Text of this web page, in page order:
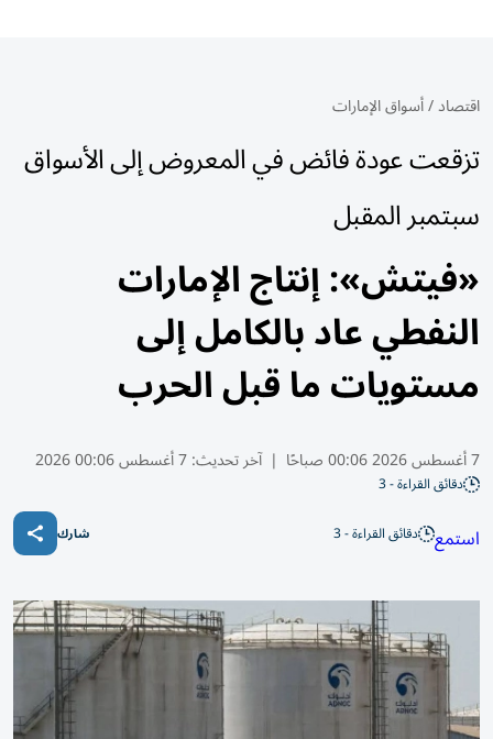
اقتصاد/أسواق الإمارات
تزقعت عودة فائض في المعروض إلى الأسواق
سبتمبر المقبل
«فيتش»: إنتاج الإمارات
النفطي عاد بالكامل إلى
مستويات ما قبل الحرب
7 أغسطس 2026 00:06 صباحًا | آخر تحديث:7 أغسطس 00:06 2026
دقائق القراءة - 3
استمع دقائق القراءة - 3 شارك